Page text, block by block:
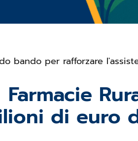
bando per rafforzare
Farmacie
di euro